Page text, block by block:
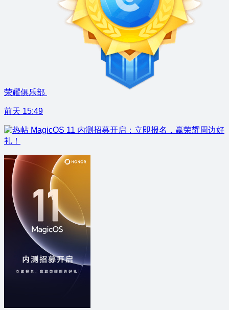
荣耀俱乐部
前天 15:49
MagicOS 11 内测招募开启：立即报名，赢荣耀周边好
礼！